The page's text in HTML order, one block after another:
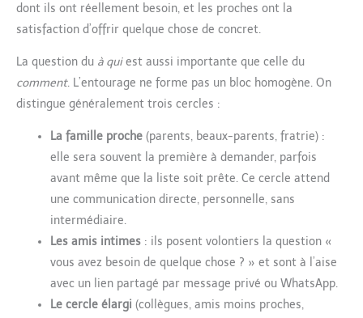
dont ils ont réellement besoin, et les proches ont la
satisfaction d’offrir quelque chose de concret.
La question du à quiest aussi importante que celle du
comment. L’entourage ne forme pas un bloc homogène. On
distingue généralement trois cercles :
La famille proche (parents, beaux-parents, fratrie) :
elle sera souvent la première à demander, parfois
avant même que la liste soit prête. Ce cercle attend
une communication directe, personnelle, sans
intermédiaire.
Les amis intimes : ils posent volontiers la question «
vous avez besoin de quelque chose ? » et sont à l’aise
avec un lien partagé par message privé ou WhatsApp.
Le cercle élargi (collègues, amis moins proches,